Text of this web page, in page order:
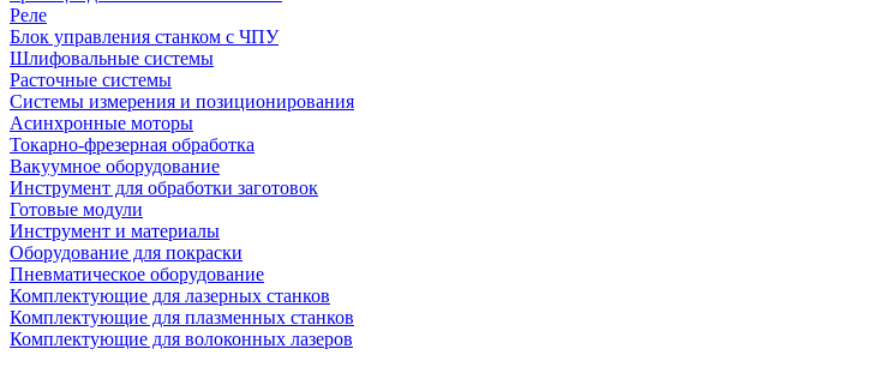
Реле
Блок управления станком с ЧПУ
Шлифовальные системы
Расточные системы
Системы измерения и позиционирования
Асинхронные моторы
Токарно-фрезерная обработка
Вакуумное оборудование
Инструмент для обработки заготовок
Готовые модули
Инструмент и материалы
Оборудование для покраски
Пневматическое оборудование
Комплектующие для лазерных станков
Комплектующие для плазменных станков
Комплектующие для волоконных лазеров